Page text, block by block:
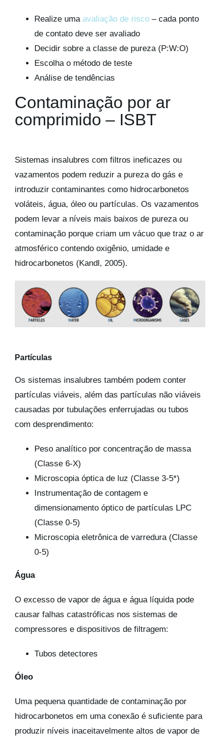
Realize uma avaliação de risco– cada ponto
de contato deve ser avaliado
Decidir sobre a classe de pureza (P:W:O)
Escolha o método de teste
Análise de tendências
Contaminação por ar
comprimido – ISBT
Sistemas insalubres com filtros ineficazes ou
vazamentos podem reduzir a pureza do gás e
introduzir contaminantes como hidrocarbonetos
voláteis, água, óleo ou partículas. Os vazamentos
podem levar a níveis mais baixos de pureza ou
contaminação porque criam um vácuo que traz o ar
atmosférico contendo oxigênio, umidade e
hidrocarbonetos (Kandl, 2005).
Partículas
Os sistemas insalubres também podem conter
partículas viáveis, além das partículas não viáveis
causadas por tubulações enferrujadas ou tubos
com desprendimento:
Peso analítico por concentração de massa
(Classe 6-X)
Microscopia óptica de luz (Classe 3-5*)
Instrumentação de contagem e
dimensionamento óptico de partículas LPC
(Classe 0-5)
Microscopia eletrônica de varredura (Classe
0-5)
Água
O excesso de vapor de água e água líquida pode
causar falhas catastróficas nos sistemas de
compressores e dispositivos de filtragem:
Tubos detectores
Óleo
Uma pequena quantidade de contaminação por
hidrocarbonetos em uma conexão é suficiente para
produzir níveis inaceitavelmente altos de vapor de